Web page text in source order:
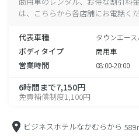
は、こちらから各店舗にお電話くだ
代表車種 タウンエー
ボディタイプ 商用車
営業時間 08:00-20:00
6時間まで7,150円
免責補償制度1,100円
ビジネスホテルなかむらから